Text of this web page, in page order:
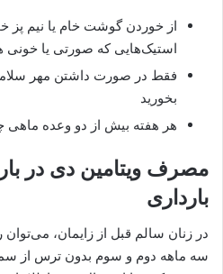
از خوردن گوشت خام یا نیم پز
استیک‌هایی که صورتی یا خونی
فقط در صورت داشتن مهر
بخورید
هر هفته بیش از دو وعده ماهی
مصرف ویتامین دی در
بارداری